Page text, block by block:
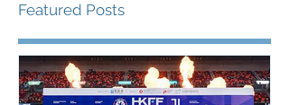
Featured Posts